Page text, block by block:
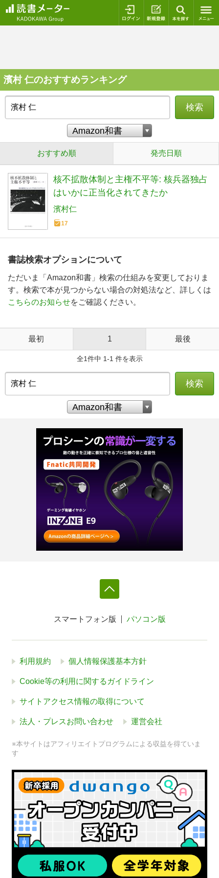
ログイン 新規登録
濱村 仁のおすすめランキング
検索
おすすめ順 発売日順
核不拡散体制と主権不平等: 核兵器独占
はいかに正当化されてきたか
濱村仁
17
書誌検索オプションについて
ただいま「Amazon和書」検索の仕組みを変更しておりま
す。検索で本が見つからない場合の対処法など、詳しくは
こちらのお知らせをご確認ください。
最初 1 最後
全1件中 1-1 件を表示
検索
スマートフォン版 パソコン版
利用規約 個人情報保護基本方針
Cookie等の利用に関するガイドライン
サイトアクセス情報の取得について
法人・プレスお問い合わせ 運営会社
※本サイトはアフィリエイトプログラムによる収益を得ていま
す